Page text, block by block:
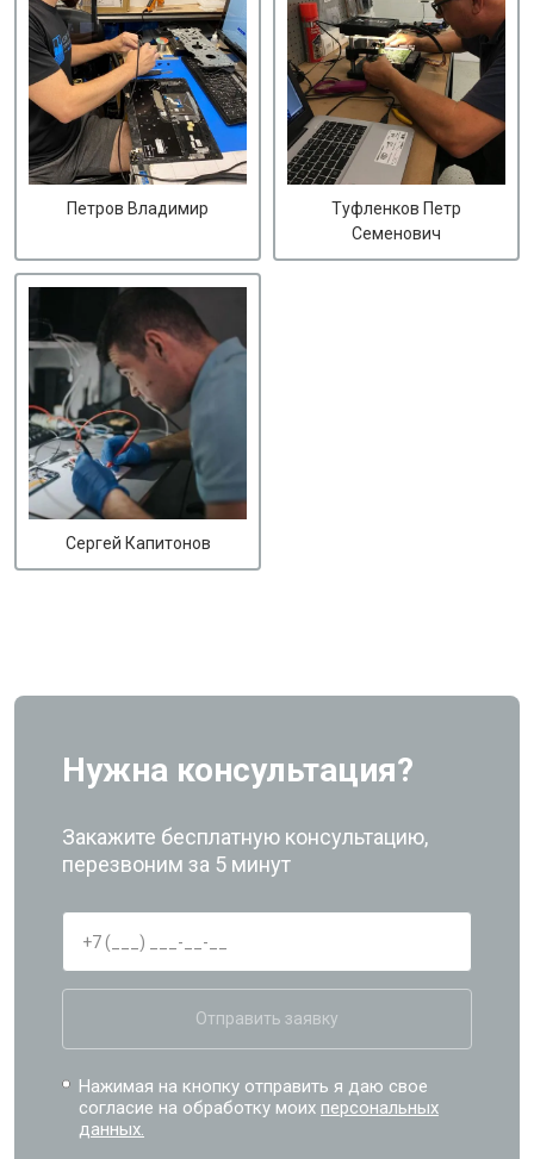
Петров Владимир
Туфленков Петр
Семенович
Сергей Капитонов
Нужна консультация?
Закажите бесплатную консультацию,
перезвоним за 5 минут
Отправить заявку
Нажимая на кнопку отправить я даю свое
согласие на обработку моихперсональных
данных.